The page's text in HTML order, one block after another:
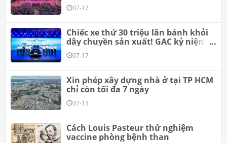
07-17
Chiếc xe thứ 30 triệu lăn bánh khỏi
dây chuyền sản xuất! GAC kỷ niệm
cột mốc này cùng người dùng toàn
cầu.
07-17
Xin phép xây dựng nhà ở tại TP HCM
chỉ còn tối đa 7 ngày
07-13
Cách Louis Pasteur thử nghiệm
vaccine phòng bệnh than